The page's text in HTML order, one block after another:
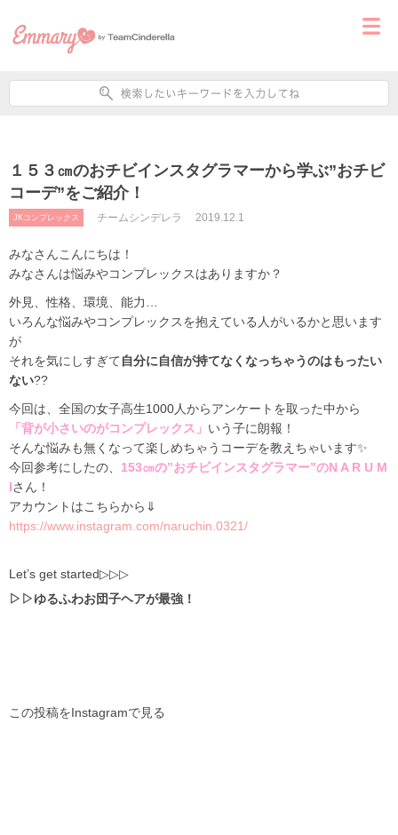
１５３㎝のおチビインスタグラマーから学ぶ”おチビ
コーデ”をご紹介！
JKコンプレックス チームシンデレラ 2019.12.1
みなさんこんにちは！
みなさんは悩みやコンプレックスはありますか？
外見、性格、環境、能力…
いろんな悩みやコンプレックスを抱えている人がいるかと思います
が
それを気にしすぎて 自分に自信が持てなくなっちゃうのはもったい
ない??
今回は、全国の女子高生1000人からアンケートを取った中から
「背が小さいのがコンプレックス」 いう子に朗報！
そんな悩みも無くなって楽しめちゃうコーデを教えちゃいます✨
今回参考にしたの、 153㎝の”おチビインスタグラマー”のN A R U M
Iさん！
アカウントはこちらから⇓
https://www.instagram.com/naruchin.0321/
Let’s get started▷▷▷
▷▷ゆるふわお団子ヘアが最強！
この投稿をInstagramで見る